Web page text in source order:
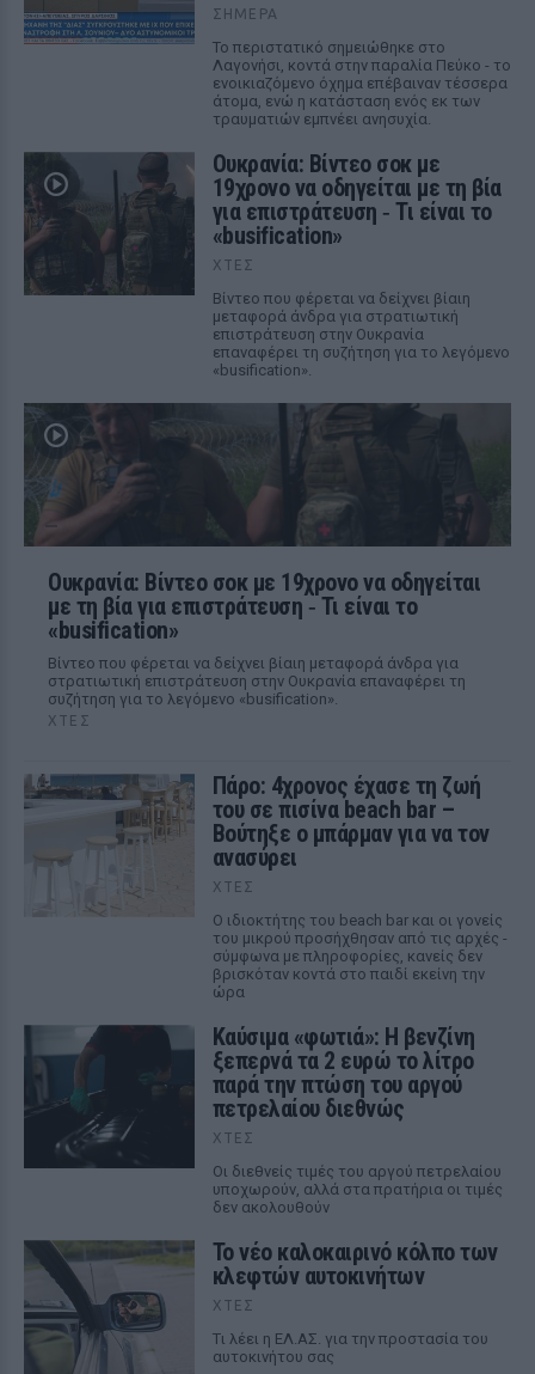
ΣΉΜΕΡΑ
Το περιστατικό σημειώθηκε στο
Λαγονήσι, κοντά στην παραλία Πεύκο - το
ενοικιαζόμενο όχημα επέβαιναν τέσσερα
άτομα, ενώ η κατάσταση ενός εκ των
τραυματιών εμπνέει ανησυχία.
Ουκρανία: Βίντεο σοκ με
19χρονο να οδηγείται με τη βία
για επιστράτευση ‑ Τι είναι το
«busification»
ΧΤΕΣ
Βίντεο που φέρεται να δείχνει βίαιη
μεταφορά άνδρα για στρατιωτική
επιστράτευση στην Ουκρανία
επαναφέρει τη συζήτηση για το λεγόμενο
«busification».
Ουκρανία: Βίντεο σοκ με 19χρονο να οδηγείται
με τη βία για επιστράτευση ‑ Τι είναι το
«busification»
Βίντεο που φέρεται να δείχνει βίαιη μεταφορά άνδρα για
στρατιωτική επιστράτευση στην Ουκρανία επαναφέρει τη
συζήτηση για το λεγόμενο «busification».
ΧΤΕΣ
Πάρο: 4χρονος έχασε τη ζωή
του σε πισίνα beach bar –
Βούτηξε ο μπάρμαν για να τον
ανασύρει
ΧΤΕΣ
Ο ιδιοκτήτης του beach bar και οι γονείς
του μικρού προσήχθησαν από τις αρχές -
σύμφωνα με πληροφορίες, κανείς δεν
βρισκόταν κοντά στο παιδί εκείνη την
ώρα
Καύσιμα «φωτιά»: Η βενζίνη
ξεπερνά τα 2 ευρώ το λίτρο
παρά την πτώση του αργού
πετρελαίου διεθνώς
ΧΤΕΣ
Οι διεθνείς τιμές του αργού πετρελαίου
υποχωρούν, αλλά στα πρατήρια οι τιμές
δεν ακολουθούν
Το νέο καλοκαιρινό κόλπο των
κλεφτών αυτοκινήτων
ΧΤΕΣ
Tι λέει η ΕΛ.ΑΣ. για την προστασία του
αυτοκινήτου σας